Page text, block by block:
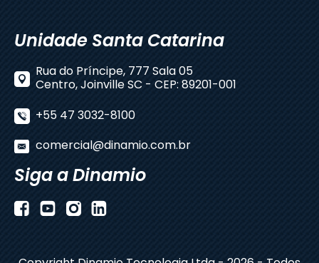
Unidade Santa Catarina
Rua do Príncipe, 777 Sala 05
Centro, Joinville SC - CEP: 89201-001
+55 47 3032-8100
comercial@dinamio.com.br
Siga a Dinamio